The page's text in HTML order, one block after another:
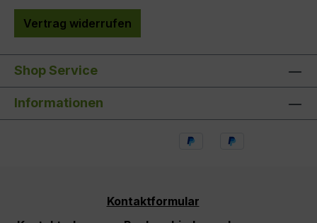
Vertrag widerrufen
Shop Service
Informationen
Kontaktformular